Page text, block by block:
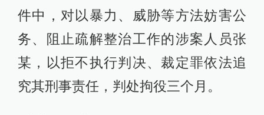
件中，对以暴力、威胁等方法妨害公
务、阻止疏解整治工作的涉案人员张
某，以拒不执行判决、裁定罪依法追
究其刑事责任，判处拘役三个月。